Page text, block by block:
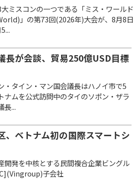
ミスコンの一つである「ミス・ワールド
」の第73回(2026年)大会が、8月8日
長が会談、貿易250億USD目標
・タイン・マン国会議長はハノイ市で5
ナムを公式訪問中のタイのソポン・ザラ
長...
、ベトナム初の国際スマートシ
開発を中核とする民間複合企業ビングル
子会社